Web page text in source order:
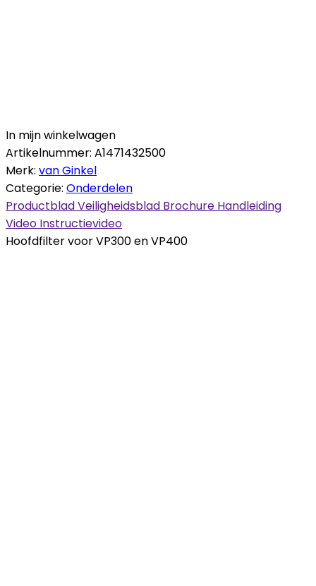
In mijn winkelwagen
Artikelnummer: A1471432500
Merk: van Ginkel
Categorie: Onderdelen
ProductbladVeiligheidsblad Brochure Handleiding
Video Instructievideo
Hoofdfilter voor VP300 en VP400